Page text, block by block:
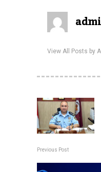
View All Posts by
Previous Post